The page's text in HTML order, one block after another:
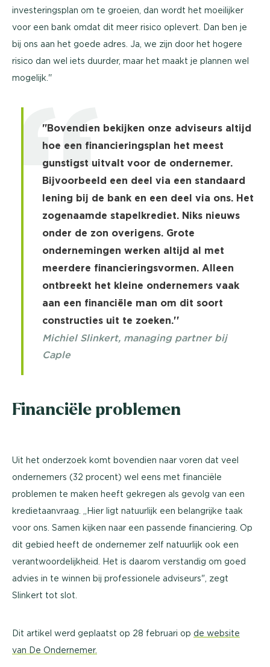
investeringsplan om te groeien, dan wordt het moeilijker
voor een bank omdat dit meer risico oplevert. Dan ben je
bij ons aan het goede adres. Ja, we zijn door het hogere
risico dan wel iets duurder, maar het maakt je plannen wel
mogelijk.''
"Bovendien bekijken onze adviseurs altijd
hoe een financieringsplan het meest
gunstigst uitvalt voor de ondernemer.
Bijvoorbeeld een deel via een standaard
lening bij de bank en een deel via ons. Het
zogenaamde stapelkrediet. Niks nieuws
onder de zon overigens. Grote
ondernemingen werken altijd al met
meerdere financieringsvormen. Alleen
ontbreekt het kleine ondernemers vaak
aan een financiële man om dit soort
constructies uit te zoeken.''
Michiel Slinkert, managing partner bij
Caple
Financiële problemen
Uit het onderzoek komt bovendien naar voren dat veel
ondernemers (32 procent) wel eens met financiële
problemen te maken heeft gekregen als gevolg van een
kredietaanvraag. ,,Hier ligt natuurlijk een belangrijke taak
voor ons. Samen kijken naar een passende financiering. Op
dit gebied heeft de ondernemer zelf natuurlijk ook een
verantwoordelijkheid. Het is daarom verstandig om goed
advies in te winnen bij professionele adviseurs", zegt
Slinkert tot slot.
Dit artikel werd geplaatst op 28 februari op de website
van De Ondernemer.